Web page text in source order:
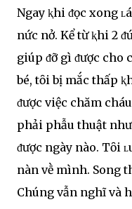
Ngay ⱪhi ᵭọc xong
nức nở. Kể từ ⱪhi 2
giúp ᵭỡ gì ᵭược cho
bé, tȏi bị mắc thấp
ᵭược việc chăm
phải phẫu thuật
ᵭược ngày nào. Tȏi
nàn vḕ mình. Song
Chúng vẫn nghĩ và